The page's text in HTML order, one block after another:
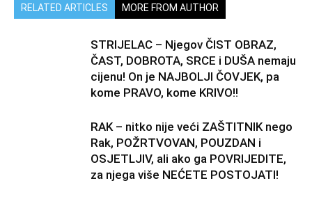
RELATED ARTICLES MORE FROM AUTHOR
STRIJELAC – Njegov ČIST OBRAZ,
ČAST, DOBROTA, SRCE i DUŠA nemaju
cijenu! On je NAJBOLJI ČOVJEK, pa
kome PRAVO, kome KRIVO!!
RAK – nitko nije veći ZAŠTITNIK nego
Rak, POŽRTVOVAN, POUZDAN i
OSJETLJIV, ali ako ga POVRIJEDITE,
za njega više NEĆETE POSTOJATI!